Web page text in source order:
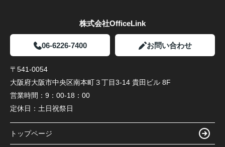
株式会社OfficeLink
06-6226-7400 お問い合わせ
〒541-0054
大阪府大阪市中央区南本町３丁目3-14 貴田ビル 8F
営業時間： 9：00-18：00
定休日： 土日祝祭日
トップページ